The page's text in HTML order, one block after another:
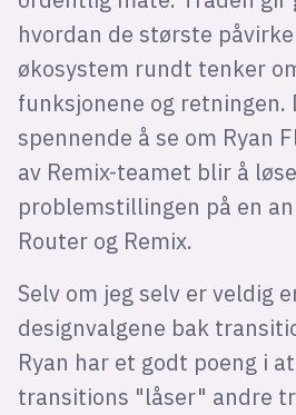
hvordan de største
økosystem rundt tenker
funksjonene og retningen.
spennende å se om Ryan
av Remix-teamet blir å
problemstillingen på en
Router og Remix.
Selv om jeg selv er veldig
designvalgene bak
Ryan har et godt poeng i
transitions "låser" andre